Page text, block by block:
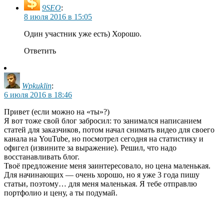
9SEO:
8 июля 2016 в 15:05
Один участник уже есть) Хорошо.
Ответить
Wpkuklin:
6 июля 2016 в 18:46
Привет (если можно на «ты»?)
Я вот тоже свой блог забросил: то занимался написанием
статей для заказчиков, потом начал снимать видео для своего
канала на YouTube, но посмотрел сегодня на статистику и
офигел (извините за выражение). Решил, что надо
восстанавливать блог.
Твоё предложение меня заинтересовало, но цена маленькая.
Для начинающих — очень хорошо, но я уже 3 года пишу
статьи, поэтому… для меня маленькая. Я тебе отправлю
портфолио и цену, а ты подумай.